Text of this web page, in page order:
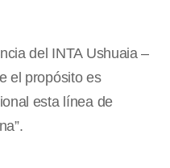
del INTA Ushuaia –
el propósito es
esta línea de